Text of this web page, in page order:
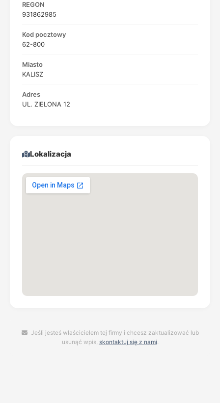
REGON
931862985
Kod pocztowy
62-800
Miasto
KALISZ
Adres
UL. ZIELONA 12
Lokalizacja
Jeśli jesteś właścicielem tej firmy i chcesz zaktualizować lub
usunąć wpis, skontaktuj się z nami.